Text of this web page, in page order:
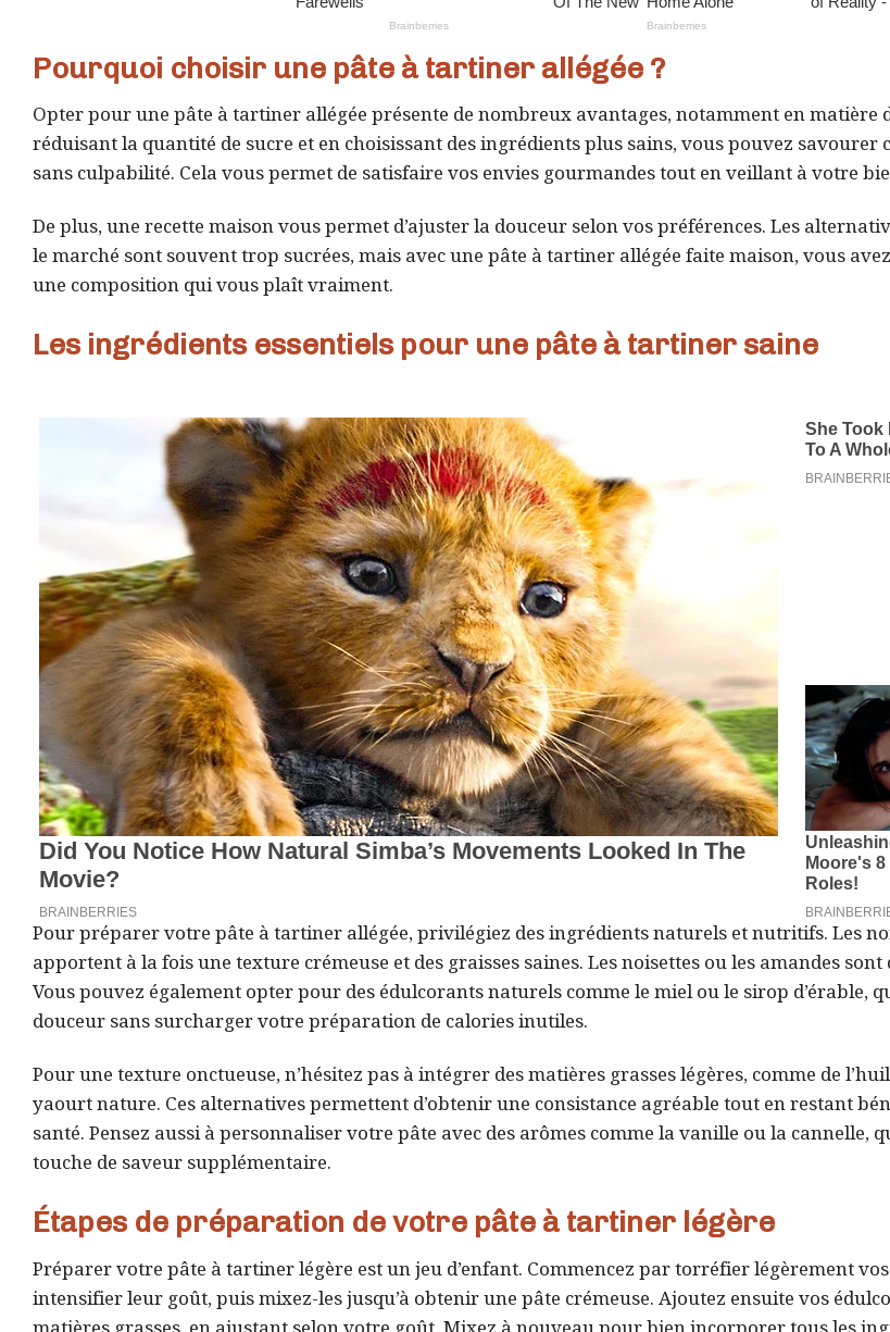
Pourquoi choisir une pâte à tartiner allégée ?
Opter pour une pâte à tartiner allégée présente de nombreux avantages, notamment en matière
réduisant la quantité de sucre et en choisissant des ingrédients plus sains, vous pouvez savourer
sans culpabilité. Cela vous permet de satisfaire vos envies gourmandes tout en veillant à votre
De plus, une recette maison vous permet d’ajuster la douceur selon vos préférences. Les
le marché sont souvent trop sucrées, mais avec une pâte à tartiner allégée faite maison, vous
une composition qui vous plaît vraiment.
Les ingrédients essentiels pour une pâte à tartiner saine
Pour préparer votre pâte à tartiner allégée, privilégiez des ingrédients naturels et nutritifs. Les
apportent à la fois une texture crémeuse et des graisses saines. Les noisettes ou les amandes sont
Vous pouvez également opter pour des édulcorants naturels comme le miel ou le sirop d’érable,
douceur sans surcharger votre préparation de calories inutiles.
Pour une texture onctueuse, n’hésitez pas à intégrer des matières grasses légères, comme de
yaourt nature. Ces alternatives permettent d’obtenir une consistance agréable tout en restant
santé. Pensez aussi à personnaliser votre pâte avec des arômes comme la vanille ou la cannelle,
touche de saveur supplémentaire.
Étapes de préparation de votre pâte à tartiner légère
Préparer votre pâte à tartiner légère est un jeu d’enfant. Commencez par torréfier légèrement
intensifier leur goût, puis mixez-les jusqu’à obtenir une pâte crémeuse. Ajoutez ensuite vos